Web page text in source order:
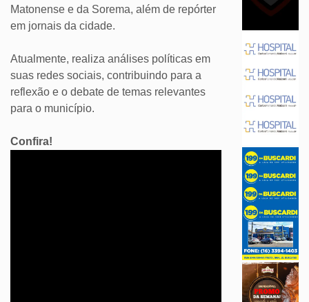
Matonense e da Sorema, além de repórter
em jornais da cidade.
Atualmente, realiza análises políticas em
suas redes sociais, contribuindo para a
reflexão e o debate de temas relevantes
para o município.
Confira!